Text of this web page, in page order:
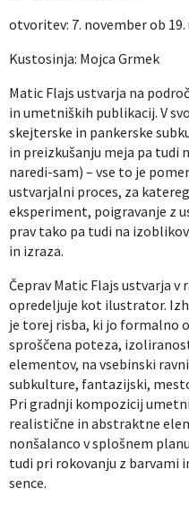
otvoritev: 7. november ob 19.
Kustosinja: Mojca Grmek
Matic Flajs ustvarja na
in umetniških publikacij. V
skejterske in pankerske
in preizkušanju meja pa tudi
naredi-sam) – vse to je
ustvarjalni proces, za
eksperiment, poigravanje z
prav tako pa tudi na
in izraza.
Čeprav Matic Flajs ustvarja v
opredeljuje kot ilustrator.
je torej risba, ki jo formalno
sproščena poteza,
elementov, na vsebinski
subkulture, fantazijski,
Pri gradnji kompozicij
realistične in abstraktne
nonšalanco v splošnem
tudi pri rokovanju z barvami
sence.